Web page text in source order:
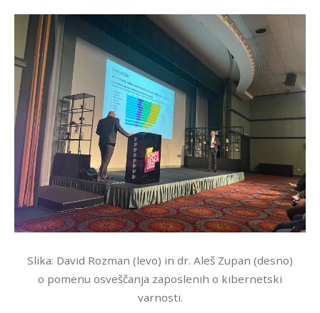
Slika: David Rozman (levo) in dr. Aleš Zupan (desno)
o pomenu osveščanja zaposlenih o kibernetski
varnosti.